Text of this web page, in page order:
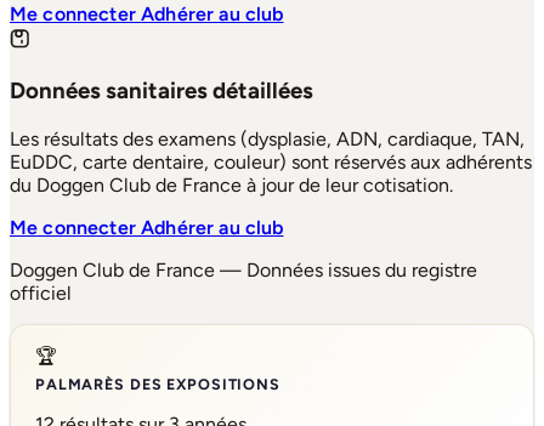
Me connecterAdhérer au club
Données sanitaires détaillées
Les résultats des examens (dysplasie, ADN, cardiaque, TAN,
EuDDC, carte dentaire, couleur) sont réservés aux adhérents
du Doggen Club de France à jour de leur cotisation.
Me connecterAdhérer au club
Doggen Club de France — Données issues du registre
officiel
🏆
PALMARÈS DES EXPOSITIONS